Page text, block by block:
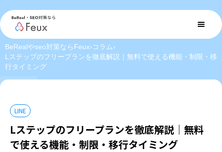
BeRealやseo対策ならFeux›コラム›
Lステップのフリープランを徹底解説｜無料で使える機能・制限・移
行タイミング
LINE
Lステップのフリープランを徹底解説｜無料
で使える機能・制限・移行タイミング